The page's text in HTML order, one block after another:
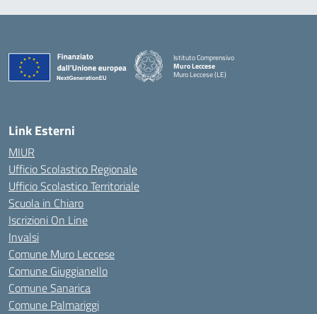
Istituto Comprensivo
Muro Leccese
Muro Leccese (LE)
Link Esterni
MIUR
Ufficio Scolastico Regionale
Ufficio Scolastico Territoriale
Scuola in Chiaro
Iscrizioni On Line
Invalsi
Comune Muro Leccese
Comune Giuggianello
Comune Sanarica
Comune Palmariggi